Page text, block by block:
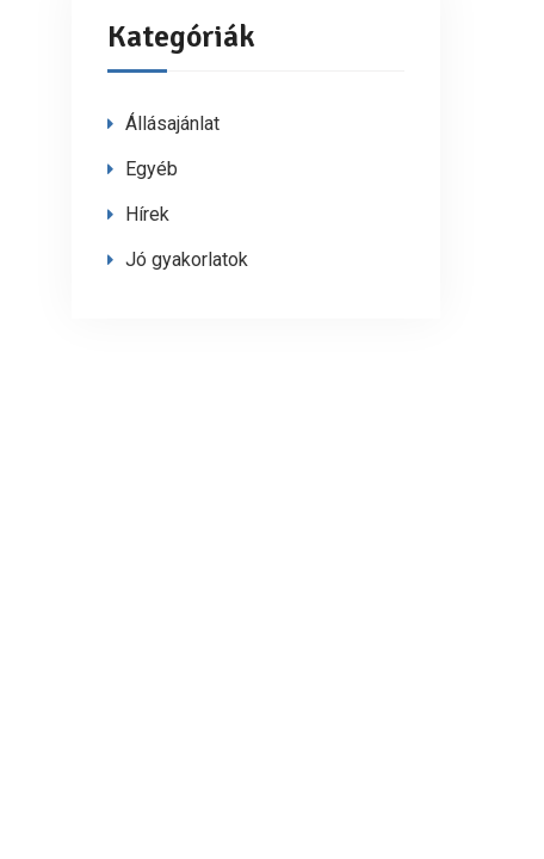
Kategóriák
Állásajánlat
Egyéb
Hírek
Jó gyakorlatok